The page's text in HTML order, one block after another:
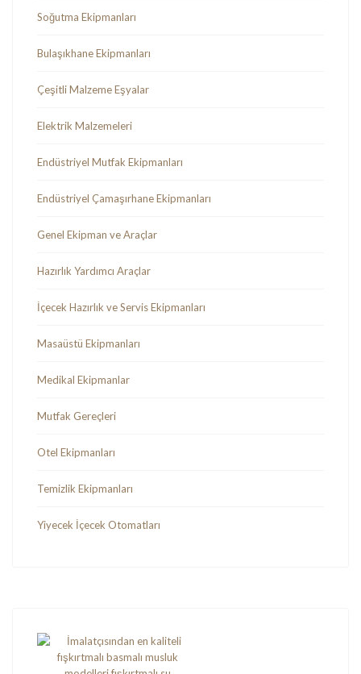
Soğutma Ekipmanları
Bulaşıkhane Ekipmanları
Çeşitli Malzeme Eşyalar
Elektrik Malzemeleri
Endüstriyel Mutfak Ekipmanları
Endüstriyel Çamaşırhane Ekipmanları
Genel Ekipman ve Araçlar
Hazırlık Yardımcı Araçlar
İçecek Hazırlık ve Servis Ekipmanları
Masaüstü Ekipmanları
Medikal Ekipmanlar
Mutfak Gereçleri
Otel Ekipmanları
Temizlik Ekipmanları
Yiyecek İçecek Otomatları